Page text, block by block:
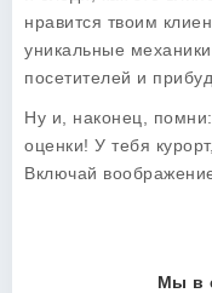
нравится твоим
уникальные
посетителей и
Ну и, наконец,
оценки! У тебя
Включай
Мы в